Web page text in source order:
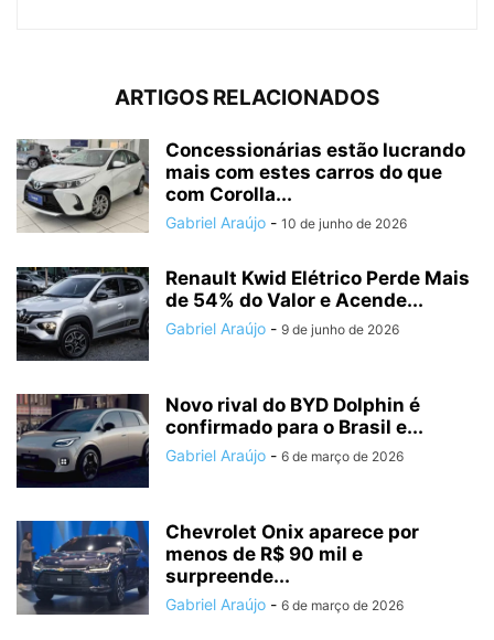
ARTIGOS RELACIONADOS
Concessionárias estão lucrando
mais com estes carros do que
com Corolla...
Gabriel Araújo - 10 de junho de 2026
Renault Kwid Elétrico Perde Mais
de 54% do Valor e Acende...
Gabriel Araújo - 9 de junho de 2026
Novo rival do BYD Dolphin é
confirmado para o Brasil e...
Gabriel Araújo - 6 de março de 2026
Chevrolet Onix aparece por
menos de R$ 90 mil e
surpreende...
Gabriel Araújo - 6 de março de 2026